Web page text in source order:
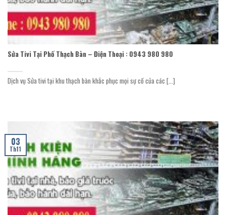
Sửa Tivi Tại Phố Thạch Bàn – Điện Thoại : 0943 980 980
Dịch vụ Sửa tivi tại khu thạch bàn khắc phục mọi sự cố của các [...]
03
Th11